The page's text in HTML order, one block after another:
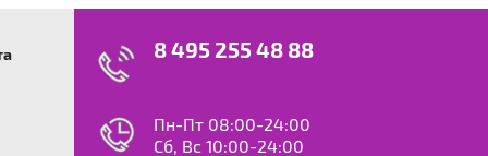
8 495 255 48 88
Пн-Пт 08:00-24:00
Сб, Вс 10:00-24:00